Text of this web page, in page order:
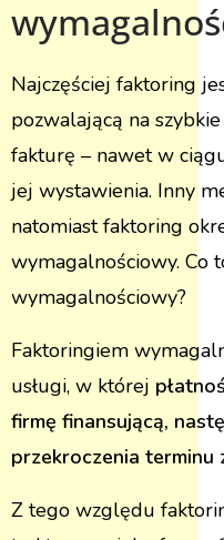
Najczęściej faktoring
pozwalającą na
fakturę – nawet w
jej wystawienia. Inny
natomiast faktoring
wymagalnościowy. Co
wymagalnościowy?
Faktoringiem
usługi, w której
firmę finansującą,
przekroczenia terminu
Z tego względu